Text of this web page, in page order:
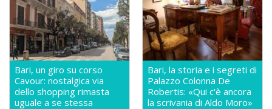
Bari, un giro su corso
Cavour: nostalgica via
dello shopping rimasta
uguale a se stessa
Bari, la storia e i segreti di
Palazzo Colonna De
Robertis: «Qui c'è ancora
la scrivania di Aldo Moro»